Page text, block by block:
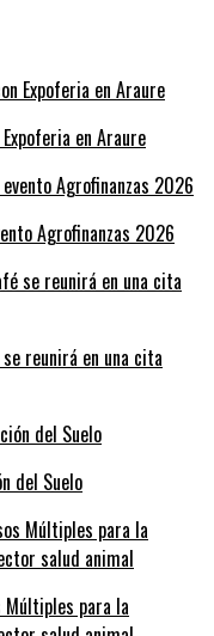
en Araure
Agrofinanzas 2026
reunirá en una cita
del Suelo
Múltiples para la